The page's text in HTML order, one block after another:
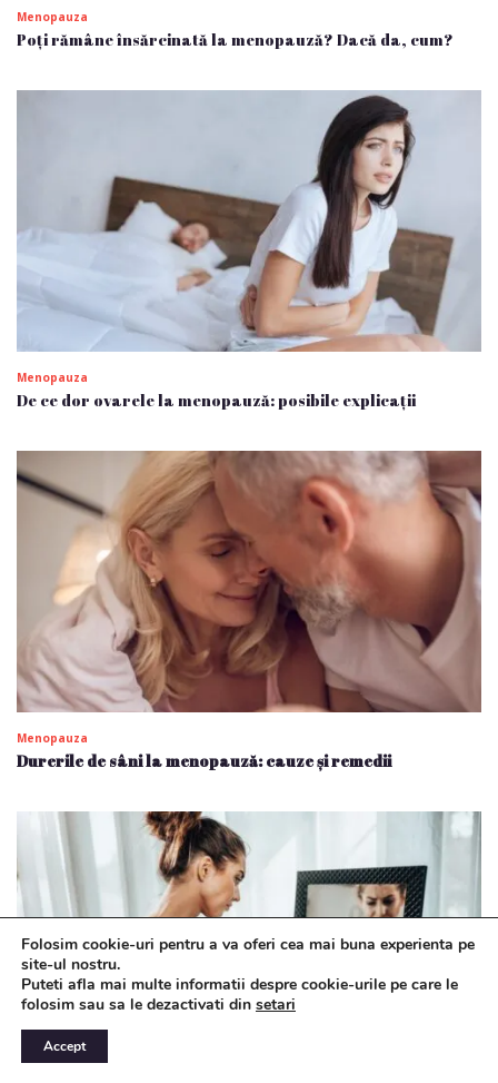
Menopauza
Poți rămâne însărcinată la menopauză? Dacă da, cum?
Menopauza
De ce dor ovarele la menopauză: posibile explicații
Menopauza
Durerile de sâni la menopauză: cauze și remedii
Folosim cookie-uri pentru a va oferi cea mai buna experienta pe
site-ul nostru.
Puteti afla mai multe informatii despre cookie-urile pe care le
folosim sau sa le dezactivati din setari
Accept